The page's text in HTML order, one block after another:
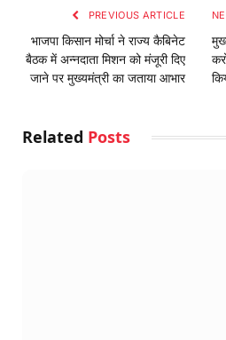
PREVIOUS ARTICLE
भाजपा किसान मोर्चा ने राज्‍य कैबिनेट
बैठक में अन्नदाता मिशन को मंजूरी दिए
जाने पर मुख्यमंत्री का जताया आभार
Related Posts